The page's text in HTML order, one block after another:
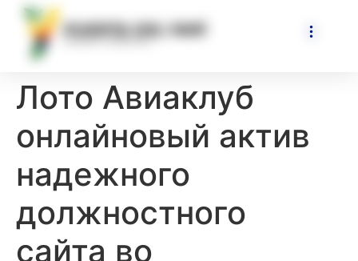
Лото Авиаклуб
онлайновый актив
надежного
должностного
сайта во